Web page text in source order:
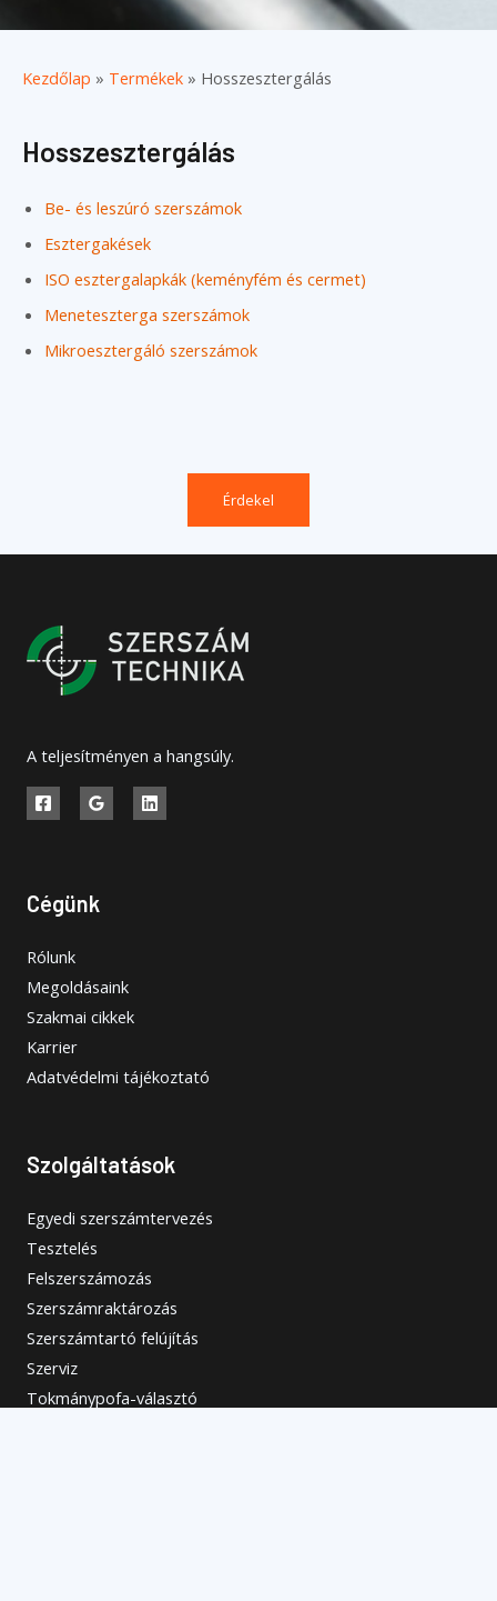
Kezdőlap » Termékek » Hosszesztergálás
Hosszesztergálás
Be- és leszúró szerszámok
Esztergakések
ISO esztergalapkák (keményfém és cermet)
Meneteszterga szerszámok
Mikroesztergáló szerszámok
Érdekel
A teljesítményen a hangsúly.
Cégünk
Rólunk
Megoldásaink
Szakmai cikkek
Karrier
Adatvédelmi tájékoztató
Szolgáltatások
Egyedi szerszámtervezés
Tesztelés
Felszerszámozás
Szerszámraktározás
Szerszámtartó felújítás
Szerviz
Tokmánypofa-választó